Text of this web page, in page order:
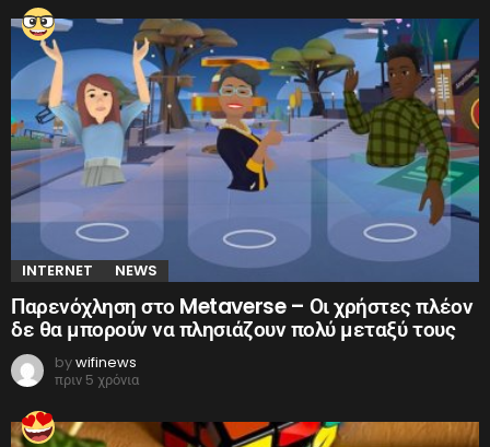
INTERNET NEWS
Παρενόχληση στο Metaverse – Οι χρήστες πλέον
δε θα μπορούν να πλησιάζουν πολύ μεταξύ τους
bywifinews
πριν 5 χρόνια